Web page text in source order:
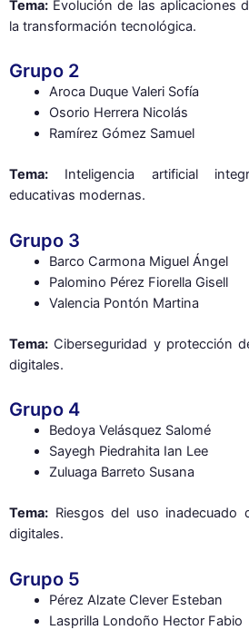
Tema: Evolución de las aplicaciones
la transformación tecnológica.
Grupo 2
Aroca Duque Valeri Sofía
Osorio Herrera Nicolás
Ramírez Gómez Samuel
Tema: Inteligencia artificial
educativas modernas.
Grupo 3
Barco Carmona Miguel Ángel
Palomino Pérez Fiorella Gisell
Valencia Pontón Martina
Tema: Ciberseguridad y protección
digitales.
Grupo 4
Bedoya Velásquez Salomé
Sayegh Piedrahita Ian Lee
Zuluaga Barreto Susana
Tema: Riesgos del uso inadecuado
digitales.
Grupo 5
Pérez Alzate Clever Esteban
Lasprilla Londoño Hector Fabio